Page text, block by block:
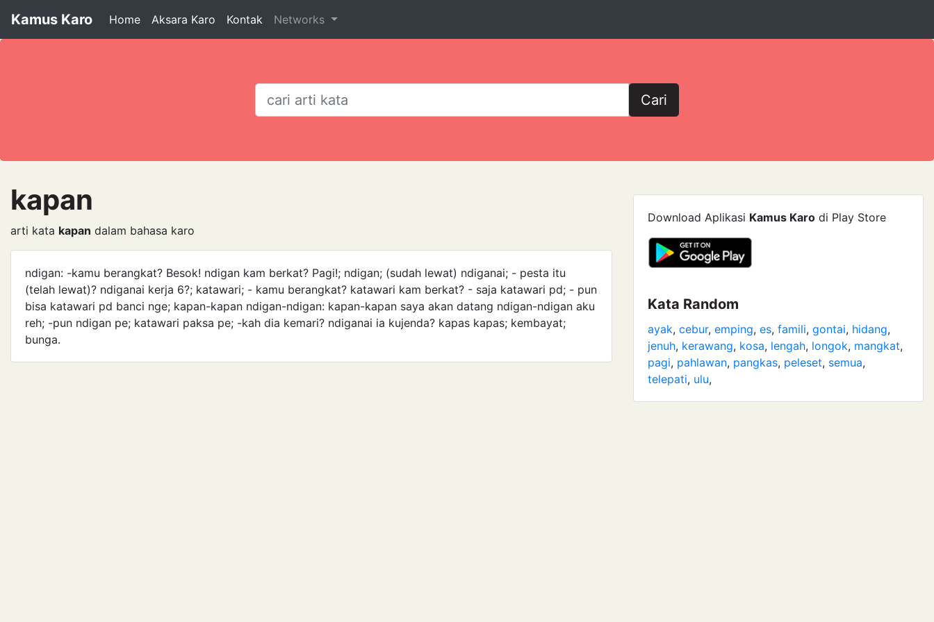
Kamus Karo Home Aksara Karo Kontak Networks
Cari
kapan
arti kata kapan dalam bahasa karo
ndigan: -kamu berangkat? Besok! ndigan kam berkat? Pagi!; ndigan; (sudah lewat) ndiganai; - pesta itu
(telah lewat)? ndiganai kerja 6?; katawari; - kamu berangkat? katawari kam berkat? - saja katawari pd; - pun
bisa katawari pd banci nge; kapan-kapan ndigan-ndigan: ka­pan-kapan saya akan datang ndigan-ndigan aku
reh; -pun ndigan pe; katawari paksa pe; -kah dia kemari? ndiganai ia kujenda? kapas kapas; kembayat;
bunga.
Download Aplikasi Kamus Karo di Play Store
Kata Random
ayak, cebur, emping, es, famili, gontai, hidang,
jenuh, kerawang, kosa, lengah, longok, mangkat,
pagi, pahlawan, pangkas, peleset, semua,
telepati, ulu,